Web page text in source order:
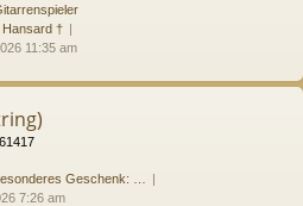
Hansard †
11:35 am
61417
Geschenk: …
7:26 am